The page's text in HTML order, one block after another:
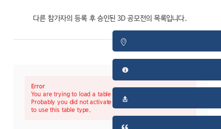
다른 참가자의 등록 후 승인된 3D 공모전의 목록입니다.
Error
You are trying to load a table of an unknown type.
Probably you did not activate the addon which is required
to use this table type.